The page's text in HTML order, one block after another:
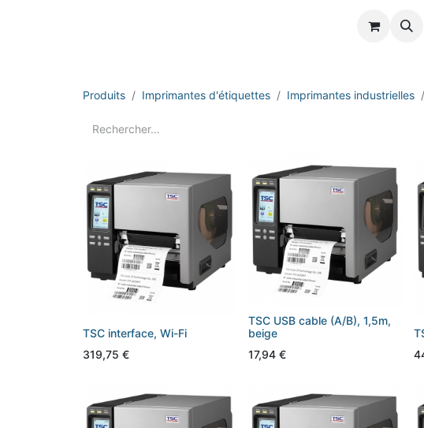
Produits Imprimantes d'étiquettes Imprimantes industrielles
TSC interface, Wi-Fi
319,75 €
TSC USB cable (A/B), 1,5m,
beige
17,94 €